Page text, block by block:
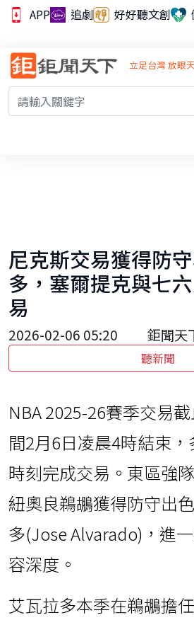
APP 追劇 好好聽文創
立足台灣 放眼
尼克斯交易獲得防
多，塞爾提克與七
易
2026-02-06 05:20 鉅聞天
聽新聞
NBA 2025-26賽季交易
間2月6日凌晨4時結束
時刻完成交易。東區強
紐奧良鵜鶘獲得防守出
多(Jose Alvarado)，進
容深度。
艾瓦拉多本季在鵜鶘擔